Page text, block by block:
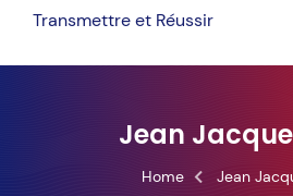
content
Transmettre et Réussir
Jean
Home Jean